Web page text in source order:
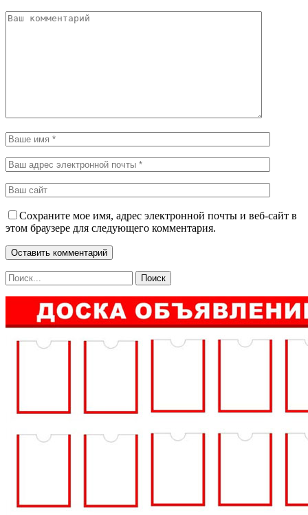
Сохраните мое имя, адрес электронной почты и веб-сайт в
этом браузере для следующего комментария.